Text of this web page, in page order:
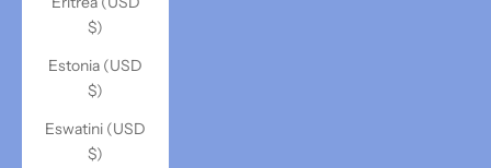
$)
Estonia (USD
$)
Eswatini (USD
$)